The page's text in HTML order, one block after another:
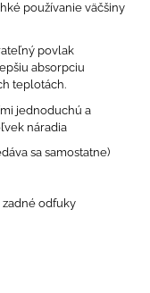
používanie väčšiny
povlak
absorpciu
teplotách.
jednoduchú a
náradia
sa samostatne)
zadné odfuky